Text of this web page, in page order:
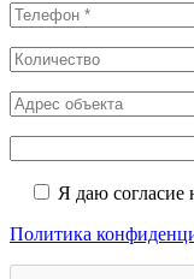
Я даю согласие
Политика